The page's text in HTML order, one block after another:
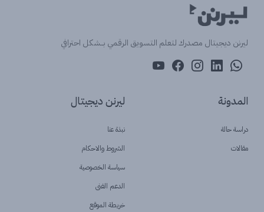
ليرنن ديجيتال مصدرك لتعلم التسويق الرقمي بــشكل احترافي
المدونة
دراسة حالة
مقالات
ليرنن ديجيتال
نبذة عنا
الشروط والاحكام
سياسة الخصوصية
الدعم الفنى
خريطة الموقع